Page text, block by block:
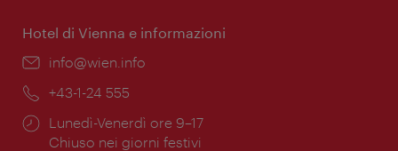
Hotel di Vienna e informazioni
Email:
info@wien.info
Telefono:
+43-1-24 555
Orari
di
Lunedì-Venerdì ore 9–17
Chiuso nei giorni festivi